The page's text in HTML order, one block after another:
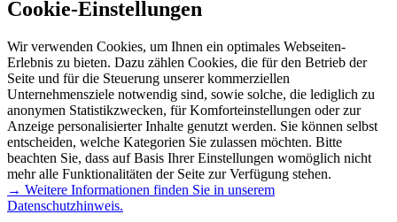
Cookie-Einstellungen
Wir verwenden Cookies, um Ihnen ein optimales Webseiten-
Erlebnis zu bieten. Dazu zählen Cookies, die für den Betrieb der
Seite und für die Steuerung unserer kommerziellen
Unternehmensziele notwendig sind, sowie solche, die lediglich zu
anonymen Statistikzwecken, für Komforteinstellungen oder zur
Anzeige personalisierter Inhalte genutzt werden. Sie können selbst
entscheiden, welche Kategorien Sie zulassen möchten. Bitte
beachten Sie, dass auf Basis Ihrer Einstellungen womöglich nicht
mehr alle Funktionalitäten der Seite zur Verfügung stehen.
→ Weitere Informationen finden Sie in unserem
Datenschutzhinweis.